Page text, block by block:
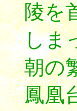
陵を
しま
朝の
鳳凰